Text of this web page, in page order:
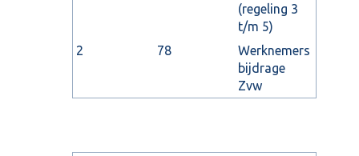
(regeling 3
t/m 5)
2
78
Werknemers
bijdrage
Zvw